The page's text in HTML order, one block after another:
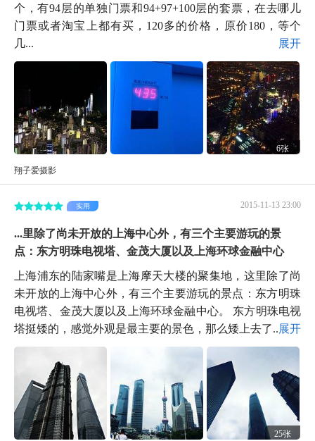
个，有94层的单独门票和94+97+100层的套票，在去哪儿
门票或者淘宝上都有买，120多的价格，原价180，等个
几...
展开
6张
翔子爱摄影
2015-11-13 23:00
实用
...里除了尚未开放的上海中心外，有三个主要游玩的景
点：东方明珠电视塔、金茂大厦以及上海环球金融中心
上海浦东的陆家嘴是上海摩天大楼的聚集地，这里除了尚
未开放的上海中心外，有三个主要游玩的景点：东方明珠
电视塔、金茂大厦以及上海环球金融中心。 东方明珠电视
塔挺矮的，感觉外观是最主要的景色，那么矮上去了...展开
25张